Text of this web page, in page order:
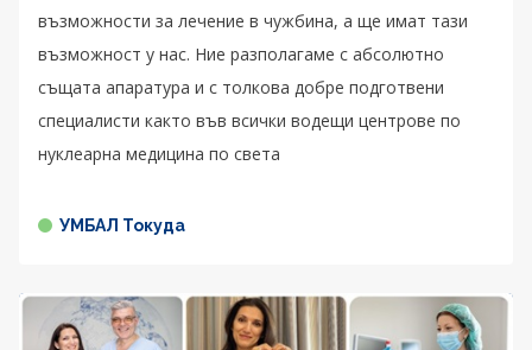
възможности за лечение в чужбина, а ще имат тази
възможност у нас. Ние разполагаме с абсолютно
същата апаратура и с толкова добре подготвени
специалисти както във всички водещи центрове по
нуклеарна медицина по света
УМБАЛ Токуда